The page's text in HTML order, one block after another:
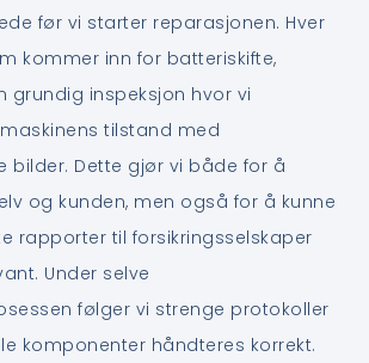
før vi starter reparasjonen. Hver
kommer inn for batteriskifte,
grundig inspeksjon hvor vi
tilstand med
bilder. Dette gjør vi både for å
og kunden, men også for å kunne
rapporter til forsikringsselskaper
Under selve
følger vi strenge protokoller
komponenter håndteres korrekt.